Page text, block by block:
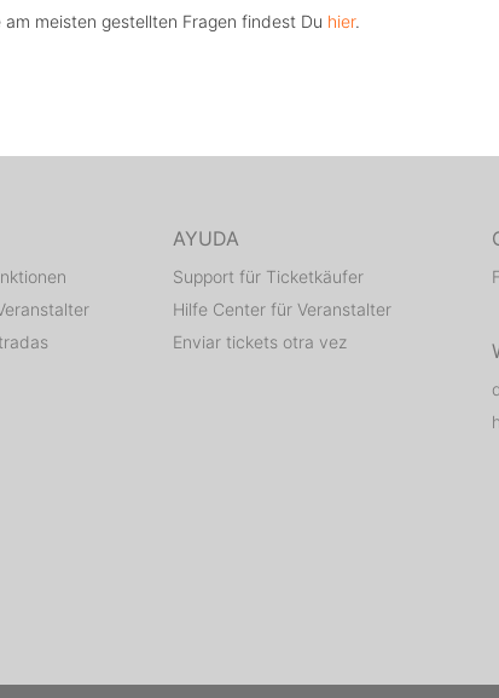
meisten gestellten Fragen findest Du hier.
AYUDA
Support für Ticketkäufer
Hilfe Center für Veranstalter
Enviar tickets otra vez